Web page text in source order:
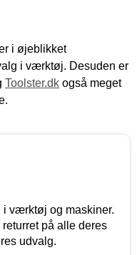
i øjeblikket
i værktøj. Desuden er
Toolster.dk også meget
i værktøj og maskiner.
på alle deres
udvalg.